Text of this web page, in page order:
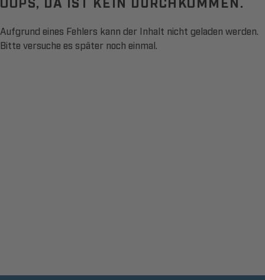
Aufgrund eines Fehlers kann der Inhalt nicht geladen werden.
Bitte versuche es später noch einmal.